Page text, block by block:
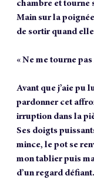
chambre et tourne
Main sur la
de sortir quand elle
« Ne me tourne
Avant que j’aie pu
pardonner cet
irruption dans la
Ses doigts
mince, le pot se
mon tablier puis
d’un regard